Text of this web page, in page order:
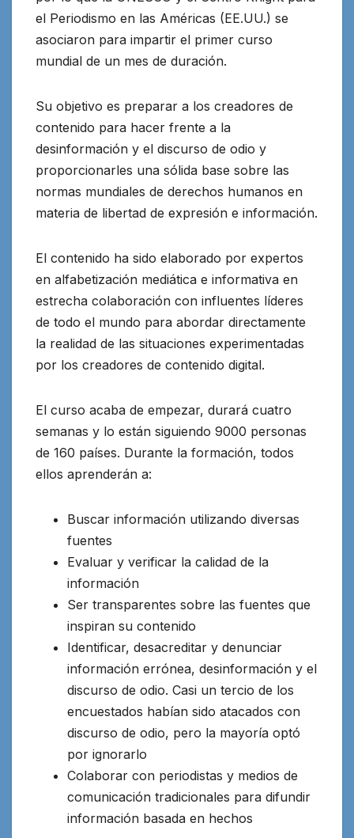
el Periodismo en las Américas (EE.UU.) se
asociaron para impartir el primer curso
mundial de un mes de duración.
Su objetivo es preparar a los creadores de
contenido para hacer frente a la
desinformación y el discurso de odio y
proporcionarles una sólida base sobre las
normas mundiales de derechos humanos en
materia de libertad de expresión e información.
El contenido ha sido elaborado por expertos
en alfabetización mediática e informativa en
estrecha colaboración con influentes líderes
de todo el mundo para abordar directamente
la realidad de las situaciones experimentadas
por los creadores de contenido digital.
El curso acaba de empezar, durará cuatro
semanas y lo están siguiendo 9000 personas
de 160 países. Durante la formación, todos
ellos aprenderán a:
Buscar información utilizando diversas
fuentes
Evaluar y verificar la calidad de la
información
Ser transparentes sobre las fuentes que
inspiran su contenido
Identificar, desacreditar y denunciar
información errónea, desinformación y el
discurso de odio. Casi un tercio de los
encuestados habían sido atacados con
discurso de odio, pero la mayoría optó
por ignorarlo
Colaborar con periodistas y medios de
comunicación tradicionales para difundir
información basada en hechos